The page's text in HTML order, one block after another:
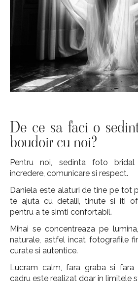
De ce sa faci o
boudoir cu noi?
Pentru noi, sedinta foto bridal
incredere, comunicare si respect.
Daniela este alaturi de tine pe tot
te ajuta cu detalii, tinute si iti
pentru a te simti confortabil.
Mihai se concentreaza pe
naturale, astfel incat fotografiile
curate si autentice.
Lucram calm, fara graba si fara
cadru este realizat doar in limitele